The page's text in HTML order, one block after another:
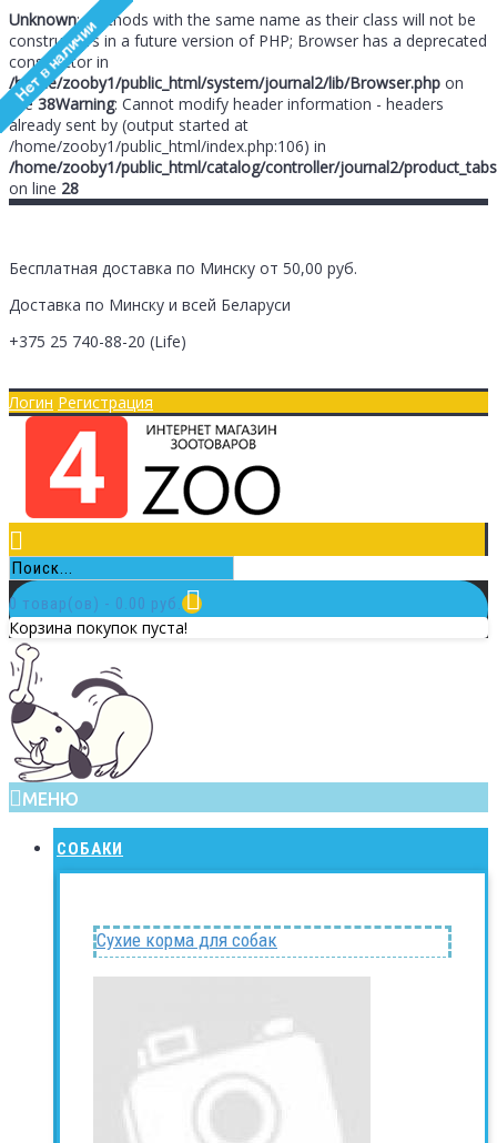
Unknown: Methods with the same name as their class will not be
constructors in a future version of PHP; Browser has a deprecated
constructor in
/home/zooby1/public_html/system/journal2/lib/Browser.php on
line38Warning: Cannot modify header information - headers
already sent by (output started at
/home/zooby1/public_html/index.php:106) in
/home/zooby1/public_html/catalog/controller/journal2/
on line 28
Бесплатная доставка по Минску от 50,00 руб.
Доставка по Минску и всей Беларуси
+375 25 740-88-20 (Life)
Логин Регистрация
0 товар(ов) - 0.00 руб.
Корзина покупок пуста!
МЕНЮ
СОБАКИ
Сухие корма для собак